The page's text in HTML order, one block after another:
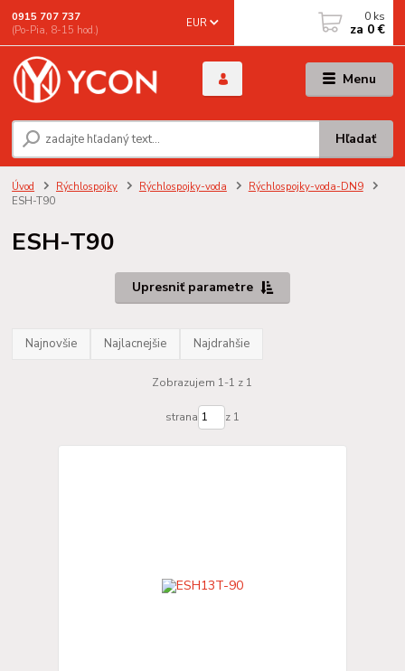
Menu
EUR
Hľadať
0915 707 737
(Po-Pia, 8-15 hod.)
0 ks
za 0 €
Úvod Rýchlospojky Rýchlospojky-voda
Rýchlospojky-voda-DN9
ESH-T90
ESH-T90
Upresniť parametre
Najnovšie Najlacnejšie Najdrahšie
Zobrazujem 1-1 z 1
strana z 1